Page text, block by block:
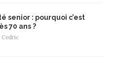
senior : pourquoi c’est
70 ans ?
Cedric